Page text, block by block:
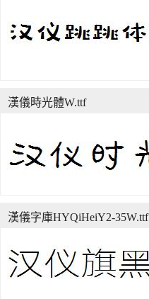
漢儀時光體W.ttf
漢儀字庫HYQiHeiY2-35W.ttf